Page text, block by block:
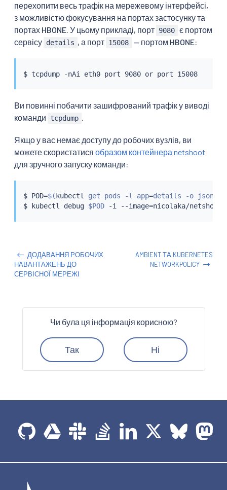
перехопити весь трафік на мережевому інтерфейсі,
з можливістю фокусування на портах застосунку та
портах HBONE. У цьому прикладі, порт 9080 є портом
сервісу details , а порт 15008 — портом HBONE:
$ tcpdump -nAi eth0 port 9080 or port 15008
Ви повинні побачити зашифрований трафік у виводі
команди
tcpdump .
Якщо у вас немає доступу до робочих вузлів, ви
можете скористатися образом контейнера netshoot
для зручного запуску команди:
$ POD=$( kubectl get pods -l app=details -o
$
kubectl debug $POD -i --image=
ДОДАВАННЯ РОБОЧИХ
НАВАНТАЖЕНЬ ДО
СЕРВІСНОЇ МЕРЕЖІ
AMBIENT ТА KUBERNETES
NETWORKPOLICY
Чи була ця інформація корисною?
Так Ні